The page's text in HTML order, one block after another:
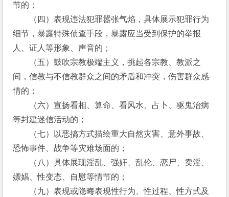
节的；
（四）表现违法犯罪嚣张气焰，具体展示犯罪行为
细节，暴露特殊侦查手段，暴露应当受到保护的举报
人、证人等形象、声音的；
（五）鼓吹宗教极端主义，挑起各宗教、教派之
间，信教与不信教群众之间的矛盾和冲突，伤害群众感
情的；
（六）宣扬看相、算命、看风水、占卜、驱鬼治病
等封建迷信活动的；
（七）以恶搞方式描绘重大自然灾害、意外事故、
恐怖事件、战争等灾难场面的；
（八）具体展现淫乱、强奸、乱伦、恋尸、卖淫、
嫖娼、性变态、自慰等情节的；
（九）表现或隐晦表现性行为、性过程、性方式及